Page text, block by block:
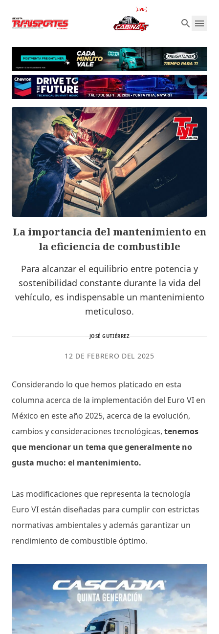
La importancia del mantenimiento en
la eficiencia de combustible
Para alcanzar el equilibrio entre potencia y
sostenibilidad constante durante la vida del
vehículo, es indispensable un mantenimiento
meticuloso.
JOSÉ GUTIÉRREZ
12 DE FEBRERO DEL 2025
Considerando lo que hemos platicado en esta
columna acerca de la implementación del Euro VI en
México en este año 2025, acerca de la evolución,
cambios y consideraciones tecnológicas, tenemos
que mencionar un tema que generalmente no
gusta mucho: el mantenimiento.
Las modificaciones que representa la tecnología
Euro VI están diseñadas para cumplir con estrictas
normativas ambientales y además garantizar un
rendimiento de combustible óptimo.